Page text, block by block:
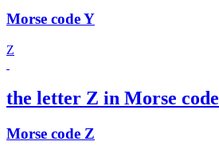
Morse code Y
Z
the letter Z in Morse code
Morse code Z